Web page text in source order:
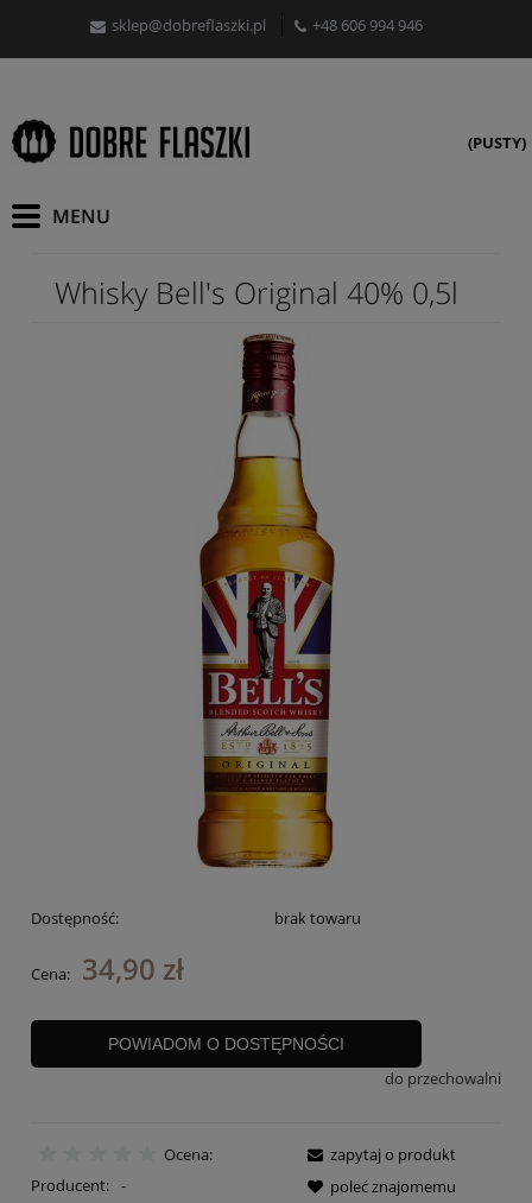
sklep@dobreflaszki.pl +48 606 994 946
(PUSTY)
Whisky Bell's Original 40% 0,5l
Dostępność: brak towaru
Cena: 34,90 zł
POWIADOM O DOSTĘPNOŚCI
do przechowalni
Ocena:
Producent: -
zapytaj o produkt
poleć znajomemu